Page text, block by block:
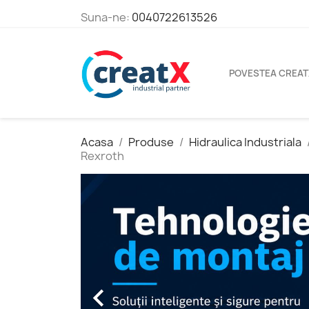
Suna-ne: 0040722613526
POVESTEA
Acasa Produse
Hidraulica Industriala
Rexroth
